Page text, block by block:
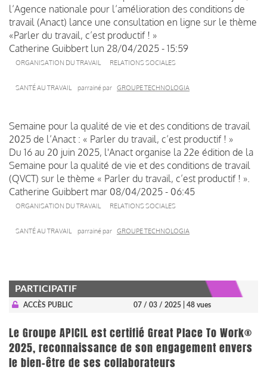
l’Agence nationale pour l’amélioration des conditions de
travail (Anact) lance une consultation en ligne sur le thème
«Parler du travail, c’est productif ! »
Catherine Guibbert lun 28/04/2025 - 15:59
ORGANISATION DU TRAVAIL RELATIONS SOCIALES
SANTÉ AU TRAVAIL parrainé par GROUPE TECHNOLOGIA
Semaine pour la qualité de vie et des conditions de travail
2025 de l’Anact : « Parler du travail, c’est productif ! »
Du 16 au 20 juin 2025, l'Anact organise la 22e édition de la
Semaine pour la qualité de vie et des conditions de travail
(QVCT) sur le thème « Parler du travail, c’est productif ! ».
Catherine Guibbert mar 08/04/2025 - 06:45
ORGANISATION DU TRAVAIL RELATIONS SOCIALES
SANTÉ AU TRAVAIL parrainé par GROUPE TECHNOLOGIA
PARTICIPATIF
ACCÈS PUBLIC 07 / 03 / 2025 | 48 vues
Le Groupe APICIL est certifié Great Place To Work®
2025, reconnaissance de son engagement envers
le bien-être de ses collaborateurs